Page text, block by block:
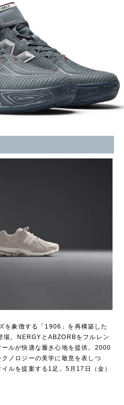
を象徴する「1906」を再構築した
場。NERGYとABZORBをフルレン
ルが快適な履き心地を提供。2000
ノロジーの美学に敬意を表しつ
ルを提案する1足。5月17日（金）